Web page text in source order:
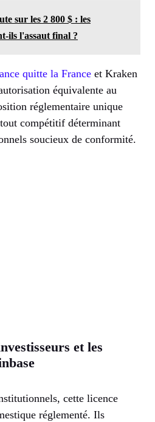
sur les 2 800 $ : les
ils l'assaut final ?
quitte la France et Kraken
équivalente au
réglementaire unique
compétitif déterminant
soucieux de conformité.
et les
cette licence
réglementé. Ils